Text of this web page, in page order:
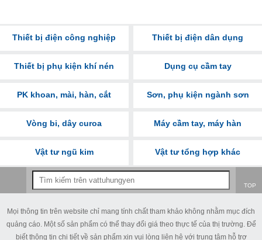
Thiết bị điện công nghiệp Thiết bị điện dân dụng
Thiết bị phụ kiện khí nén Dụng cụ cầm tay
PK khoan, mài, hàn, cắt Sơn, phụ kiện ngành sơn
Vòng bi, dây curoa Máy cầm tay, máy hàn
Vật tư ngũ kim Vật tư tổng hợp khác
TOP
Mọi thông tin trên website chỉ mang tính chất tham khảo không nhằm mục đích
quảng cáo. Một số sản phẩm có thể thay đổi giá theo thực tế của thị trường. Để
biết thông tin chi tiết về sản phẩm xin vui lòng liên hệ với trung tâm hỗ trợ